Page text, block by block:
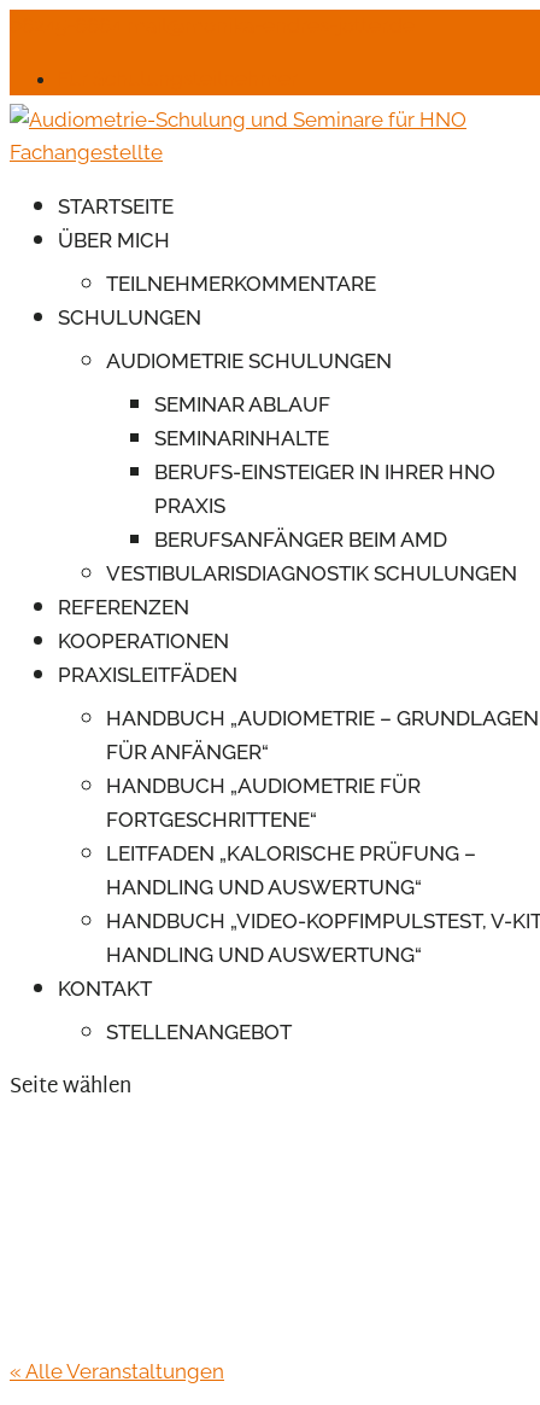
STARTSEITE
ÜBER MICH
TEILNEHMERKOMMENTARE
SCHULUNGEN
AUDIOMETRIE SCHULUNGEN
SEMINAR ABLAUF
SEMINARINHALTE
BERUFS-EINSTEIGER IN IHRER HNO
PRAXIS
BERUFSANFÄNGER BEIM AMD
VESTIBULARISDIAGNOSTIK SCHULUNGEN
REFERENZEN
KOOPERATIONEN
PRAXISLEITFÄDEN
HANDBUCH „AUDIOMETRIE – GRUNDLAGEN
FÜR ANFÄNGER“
HANDBUCH „AUDIOMETRIE FÜR
FORTGESCHRITTENE“
LEITFADEN „KALORISCHE PRÜFUNG –
HANDLING UND AUSWERTUNG“
HANDBUCH „VIDEO-KOPFIMPULSTEST, V-
HANDLING UND AUSWERTUNG“
KONTAKT
STELLENANGEBOT
Seite wählen
« Alle Veranstaltungen